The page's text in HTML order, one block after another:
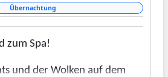
Übernachtung
zum Spa!
und der Wolken auf dem